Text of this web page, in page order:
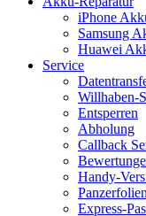
iPhone
Samsung
Huawei
Service
Willhaben-
Entsperren
Abholung
Callback
Handy-
Panzerfolien
Express-